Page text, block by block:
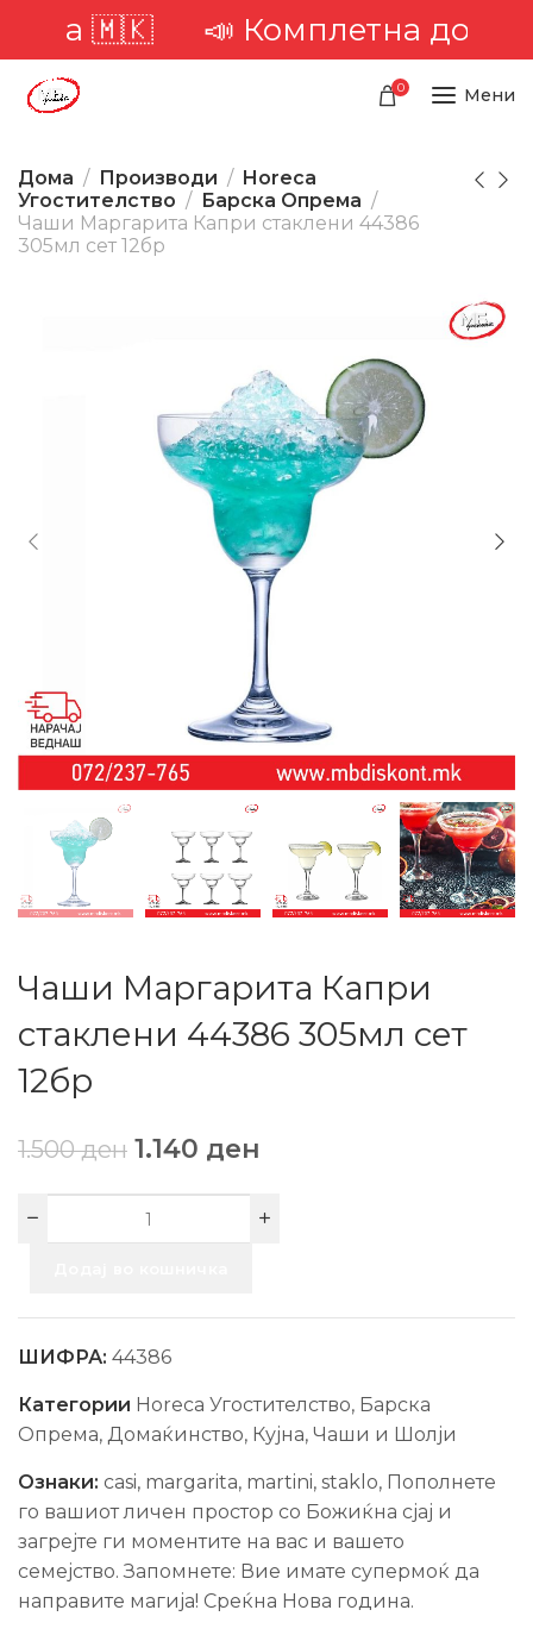
🇲🇰📣 Комплетна достава
0 Мени
Дома Производи
Horeca
Угостителство
Барска Опрема
Чаши Маргарита Капри стаклени 44386
305мл сет 12бр
Чаши Маргарита Капри
стаклени 44386 305мл сет
12бр
1.500ден 1.140 ден
ШИФРА: 44386
Категории Horeca Угостителство, Барска
Опрема, Домаќинство, Кујна, Чаши и Шолји
Ознаки: casi, margarita, martini, staklo, Пополнете
го вашиот личен простор со Божиќна сјај и
загрејте ги моментите на вас и вашето
семејство. Запомнете: Вие имате супермоќ да
направите магија! Среќна Нова гoдина.